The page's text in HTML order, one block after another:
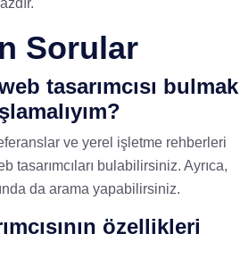
Sorular
tasarımcısı bulmak
ve yerel işletme rehberleri
tasarımcıları bulabilirsiniz. Ayrıca,
da arama yapabilirsiniz.
özellikleri